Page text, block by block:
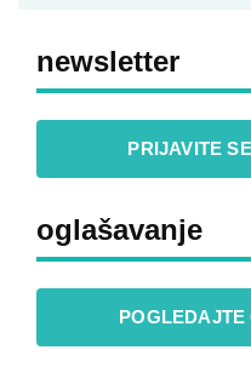
newsletter
PRIJAVITE
oglašavanje
POGLEDAJTE